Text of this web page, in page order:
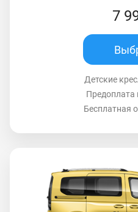
7
Детские
Предоплата
Бесплатная